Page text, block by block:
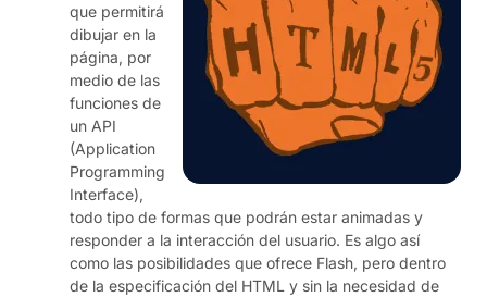
que permitirá
dibujar en la
página, por
medio de las
funciones de
un API
(Application
Programming
Interface),
todo tipo de formas que podrán estar animadas y
responder a la interacción del usuario. Es algo así
como las posibilidades que ofrece Flash, pero dentro
de la especificación del HTML y sin la necesidad de